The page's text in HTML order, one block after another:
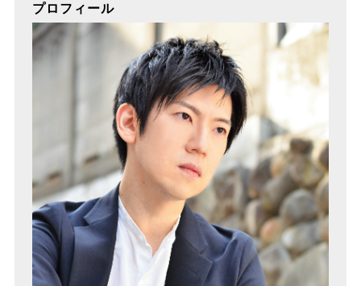
プロフィール